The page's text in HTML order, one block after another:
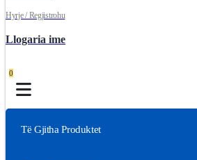
Hyrje / Regjistrohu
Llogaria ime
0
Të Gjitha Produktet